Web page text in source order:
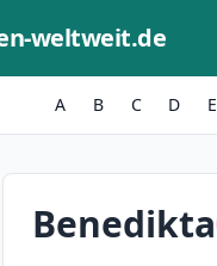
weltweit.de
A B C D E
Benedikta